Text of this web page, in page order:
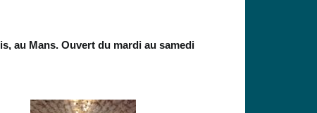
au Mans. Ouvert du mardi au samedi